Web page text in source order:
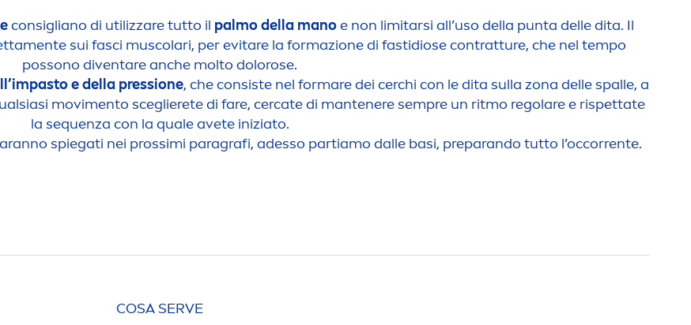
consigliano di utilizzare tutto il palmo della manoe non limitarsi all’uso della punta delle dita. Il
mente sui fasci muscolari, per evitare la formazione di fastidiose contratture, che nel tempo
possono diventare anche molto dolorose.
e della pressione, che consiste nel formare dei cerchi con le dita sulla zona delle spalle, a
movimento sceglierete di fare, cercate di mantenere sempre un ritmo regolare e rispettate
la sequenza con la quale avete iniziato.
spiegati nei prossimi paragrafi, adesso partiamo dalle basi, preparando tutto l’occorrente.
COSA SERVE